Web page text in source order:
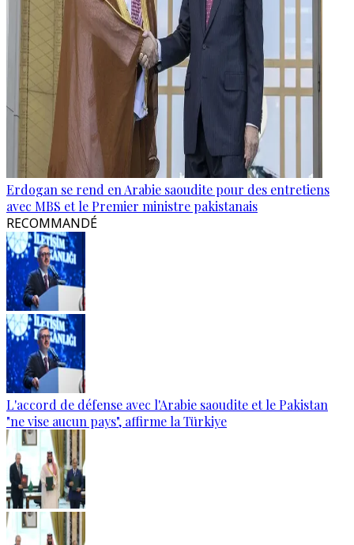
Erdogan se rend en Arabie saoudite pour des entretiens
avec MBS et le Premier ministre pakistanais
RECOMMANDÉ
L'accord de défense avec l'Arabie saoudite et le Pakistan
"ne vise aucun pays", affirme la Türkiye